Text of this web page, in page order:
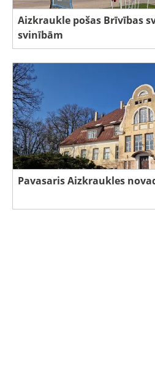
Aizkraukle pošas Brīvības
svinībām
Pavasaris Aizkraukles